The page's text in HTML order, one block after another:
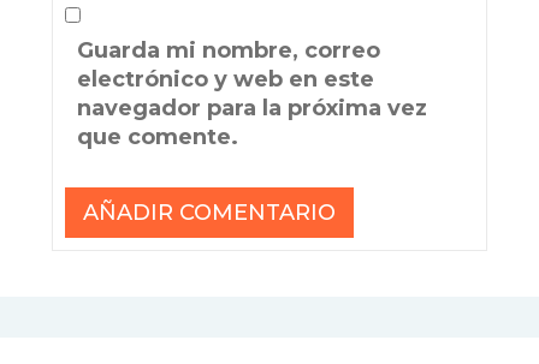
Guarda mi nombre, correo
electrónico y web en este
navegador para la próxima vez
que comente.